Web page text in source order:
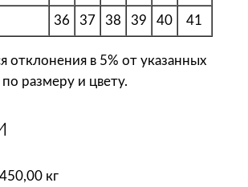
36 37 38 39 40 41
отклонения в 5% от указанных
размеру и цвету.
450,00 кг